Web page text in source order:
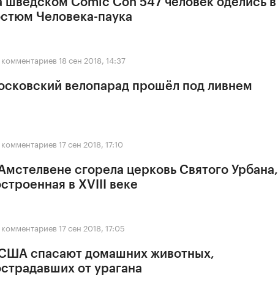
шведском Comic Con 547 человек оделись в
Человека-паука
комментариев 18 сен 2018, 14:37
велопарад прошёл под ливнем
комментариев 17 сен 2018, 17:10
сгорела церковь Святого Урбана,
в XVIII веке
комментариев 17 сен 2018, 17:05
спасают домашних животных,
от урагана